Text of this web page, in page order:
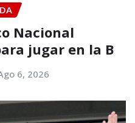
Nacional
jugar en la B
6, 2026